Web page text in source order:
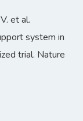
et al.
system in
trial. Nature